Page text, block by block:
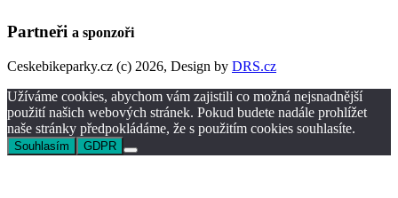
Partneři a sponzoři
Ceskebikeparky.cz (c) 2026, Design by DRS.cz
Užíváme cookies, abychom vám zajistili co možná nejsnadnější
použití našich webových stránek. Pokud budete nadále prohlížet
naše stránky předpokládáme, že s použitím cookies souhlasíte.
Souhlasím GDPR